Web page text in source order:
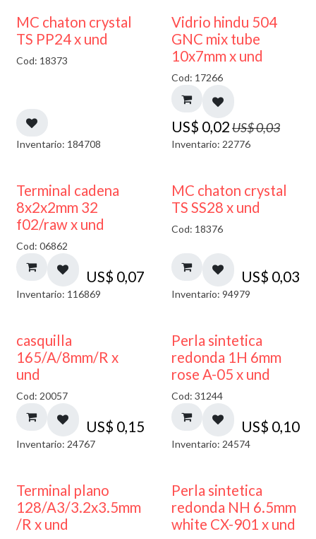
MC chaton crystal
TS PP24 x und
Cod: 18373
Inventario: 184708
40% DESCUENTO
Vidrio hindu 504
GNC mix tube
10x7mm x und
Cod: 17266
US$ 0,02US$0,03
Inventario: 22776
Terminal cadena
8x2x2mm 32
f02/raw x und
Cod: 06862
US$ 0,07
Inventario: 116869
MC chaton crystal
TS SS28 x und
Cod: 18376
US$ 0,03
Inventario: 94979
casquilla
165/A/8mm/R x
und
Cod: 20057
US$ 0,15
Inventario: 24767
Perla sintetica
redonda 1H 6mm
rose A-05 x und
Cod: 31244
US$ 0,10
Inventario: 24574
Terminal plano
128/A3/3.2x3.5mm
/R x und
Perla sintetica
redonda NH 6.5mm
white CX-901 x und